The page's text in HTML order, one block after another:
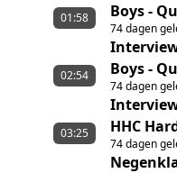
Boys -
74 dagen
01:58
Boys -
74 dagen
02:54
HHC
74 dagen
03:25